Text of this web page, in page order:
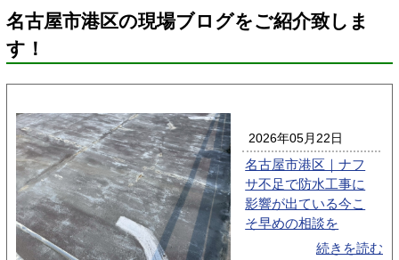
名古屋市港区の現場ブログをご紹介致しま
す！
2026年05月22日
名古屋市港区｜ナフ
サ不足で防水工事に
影響が出ている今こ
そ早めの相談を
続きを読む